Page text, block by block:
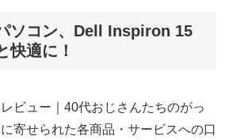
ソコン、Dell Inspiron 15
快適に！
ビュー｜40代おじさんたちのがっ
寄せられた各商品・サービスへの口